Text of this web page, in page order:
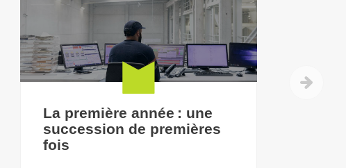
La première année : une
succession de premières
fois